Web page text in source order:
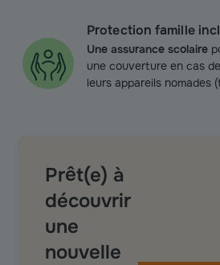
Protection famille
Une assurance scolaire
une couverture en cas
leurs appareils nomades
Prêt(e) à
découvrir
une
nouvelle